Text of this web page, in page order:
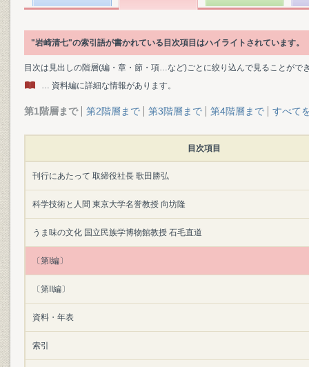
"岩崎清七"の索引語が書かれている目次項目はハイライトされています。
目次は見出しの階層(編・章・節・項…など)ごとに絞り込んで見ることがで
… 資料編に詳細な情報があります。
第1階層まで 第2階層まで 第3階層まで 第4階層まで すべて
目次項目
刊行にあたって 取締役社長 歌田勝弘
科学技術と人間 東京大学名誉教授 向坊隆
うま味の文化 国立民族学博物館教授 石毛直道
〔第I編〕
〔第II編〕
資料・年表
索引